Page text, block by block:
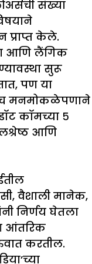
संख्या
प्राप्त केले.
आणि लैंगिक
सुरू
पण या
मनमोकळेपणाने
कॉमच्या ५
आणि
वैशाली मानेक,
निर्णय घेतला
आंतरिक
करतील.